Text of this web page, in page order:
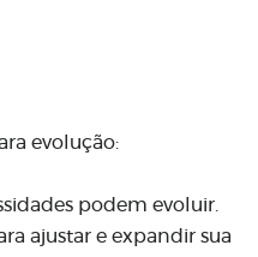
evolução:
podem evoluir.
ajustar e expandir sua